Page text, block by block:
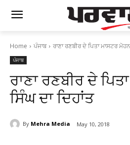
Home ਪੰਜਾਬ ਰਾਣਾ ਰਣਬੀਰ ਦੇ ਪਿਤਾ ਮਾਸਟਰ
ਪੰਜਾਬ
ਰਾਣਾ ਰਣਬੀਰ ਦੇ
ਸਿੰਘ ਦਾ ਦਿਹਾਂਤ
By Mehra Media May 10, 2018